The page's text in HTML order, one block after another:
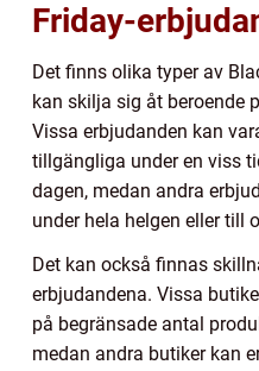
Friday-
Det finns olika typer av
kan skilja sig åt beroende
Vissa erbjudanden kan
tillgängliga under en viss
dagen, medan andra
under hela helgen eller till
Det kan också finnas
erbjudandena. Vissa
på begränsade antal
medan andra butiker kan